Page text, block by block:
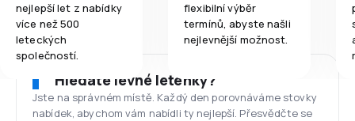
nejlepší let z nabídky
více než 500
leteckých
společností.
flexibilní výběr
termínů, abyste našli
nejlevnější možnost.
Hledáte levné letenky?
Jste na správném místě. Každý den porovnáváme stovky
nabídek, abychom vám nabídli ty nejlepší. Přesvědčte se